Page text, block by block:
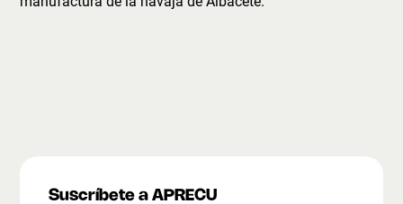
Suscríbete a APRECU